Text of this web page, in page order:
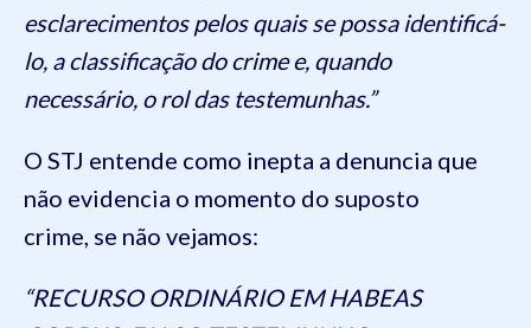
esclarecimentos pelos quais se possa identificá-
lo, a classificação do crime e, quando
necessário, o rol das testemunhas.”
O STJ entende como inepta a denuncia que
não evidencia o momento do suposto
crime, se não vejamos:
“RECURSO ORDINÁRIO EM HABEAS